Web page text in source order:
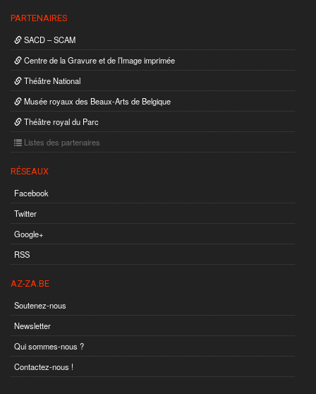
PARTENAIRES
SACD – SCAM
Centre de la Gravure et de l’Image imprimée
Théâtre National
Musée royaux des Beaux-Arts de Belgique
Théâtre royal du Parc
Listes des partenaires
RÉSEAUX
Facebook
Twitter
Google+
RSS
AZ-ZA.BE
Soutenez-nous
Newsletter
Qui sommes-nous ?
Contactez-nous !